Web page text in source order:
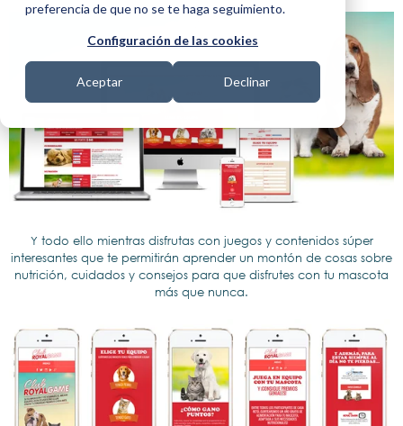
preferencia de que no se te haga seguimiento.
Configuración de las cookies
Aceptar Declinar
Y todo ello mientras disfrutas con juegos y contenidos súper
interesantes que te permitirán aprender un montón de cosas sobre
nutrición, cuidados y consejos para que disfrutes con tu mascota
más que nunca.